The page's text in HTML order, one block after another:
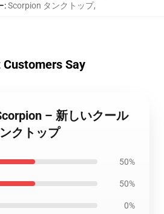
:Scorpion タンクトップ,
Customers Say
– 新しいクール
クトップ
50%
50%
0%